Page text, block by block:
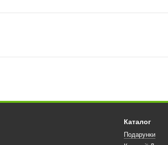
Каталог
Подарунки